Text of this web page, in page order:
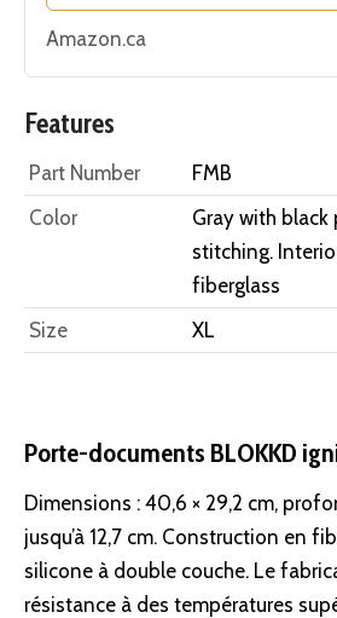
d'appui N...
Amazon.ca
Features
Part Number
FMB
Color
Gray with black
stitching.
fiberglass
Size
XL
Porte-documents BLOKKD
Dimensions : 40,6 × 29,2 cm,
jusqu’à 12,7 cm. Construction en
silicone à double couche. Le
résistance à des températures